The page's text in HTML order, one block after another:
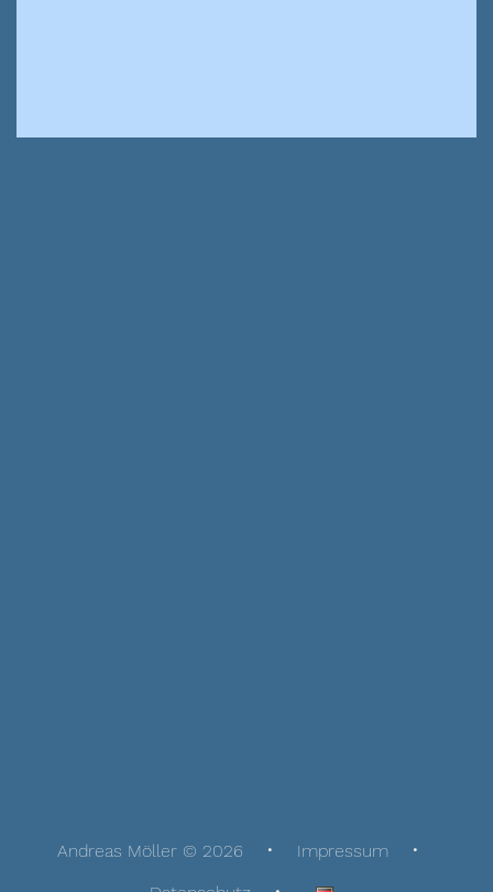
Andreas Möller © 2026
Impressum